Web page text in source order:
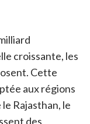
croissante, les
Cette
aux régions
Rajasthan, le
des